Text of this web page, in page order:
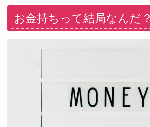
お金持ちって結局なんだ？